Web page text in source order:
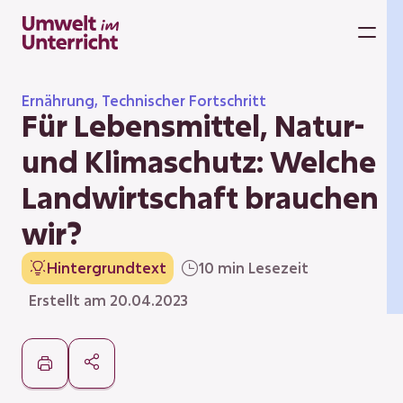
Inhalt
springen
Ernährung, Technischer Fortschritt
Für Lebensmittel, Natur-
und Klimaschutz: Welche
Landwirtschaft brauchen
wir?
Hintergrundtext
10 min Lesezeit
Erstellt am 20.04.2023